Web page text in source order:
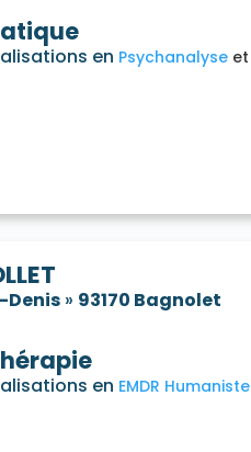
en Psychanalyse
Denis » 93170 Bagnolet
en EMDR Humaniste